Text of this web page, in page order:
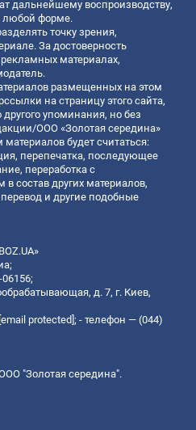
дальнейшему воспроизводству,
любой форме.
точку зрения,
За достоверность
материалах,
размещенных на этом
на страницу этого сайта,
упоминания, но без
ООО «Золотая середина»
будет считаться:
перепечатка, последующее
переработка с
состав других материалов,
и другие подобные
д. 7, г. Киев,
[email protected]; - телефон — (044)
"Золотая середина".